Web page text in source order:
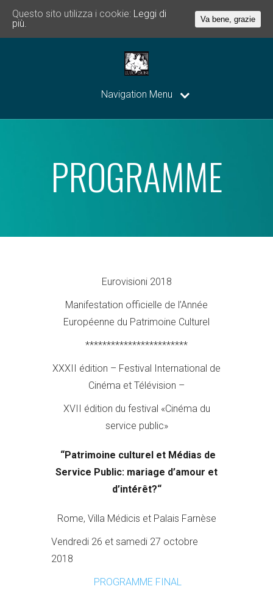
Navigation Menu
PROGRAMME
Eurovisioni 2018
Manifestation officielle de l’Année
Européenne du Patrimoine Culturel
************************
XXXII édition – Festival International de
Cinéma et Télévision –
XVII édition du festival «Cinéma du
service public»
“Patrimoine culturel et Médias de
Service Public: mariage d’amour et
d’intérêt?“
Rome, Villa Médicis et Palais Farnèse
Vendredi 26 et samedi 27 octobre
2018
PROGRAMME FINAL
Questo sito utilizza i cookie: Leggi di
più.
Va bene, grazie